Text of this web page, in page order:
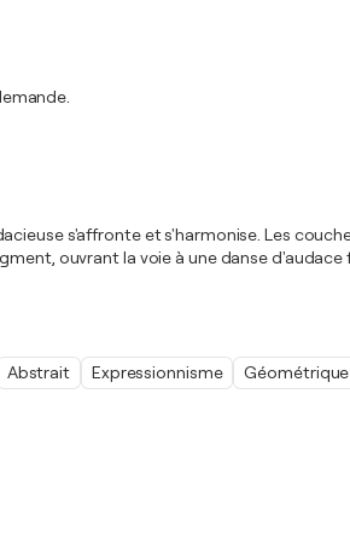
s'affronte et s'harmonise. Les
ouvrant la voie à une danse
Abstrait Expressionnisme Géométrique